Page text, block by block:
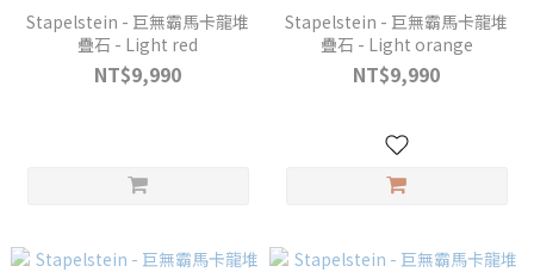
Stapelstein - 巨無霸馬卡龍堆
疊石 - Light red
NT$9,990
Stapelstein - 巨無霸馬卡龍堆
疊石 - Light orange
NT$9,990